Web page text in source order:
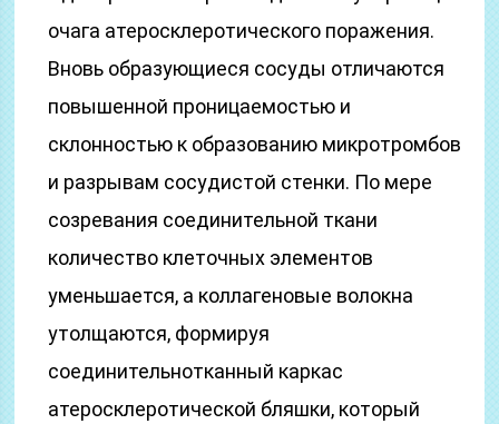
очага атеросклеротического поражения.
Вновь образующиеся сосуды отличаются
повышенной проницаемостью и
склонностью к образованию микротромбов
и разрывам сосудистой стенки. По мере
созревания соединительной ткани
количество клеточных элементов
уменьшается, а коллагеновые волокна
утолщаются, формируя
соединительнотканный каркас
атеросклеротической бляшки, который